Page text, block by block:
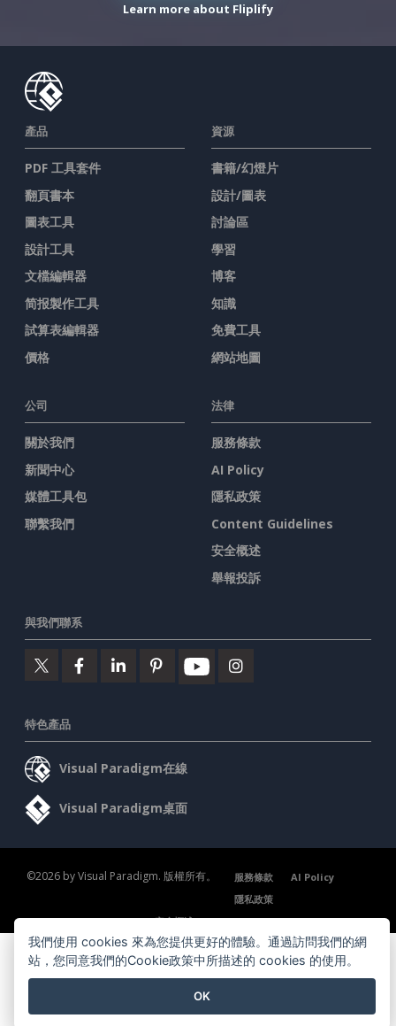
Learn more about Fliplify
產品
PDF 工具套件
翻頁書本
圖表工具
設計工具
文檔編輯器
简报製作工具
試算表編輯器
價格
資源
書籍/幻燈片
設計/圖表
討論區
學習
博客
知識
免費工具
網站地圖
公司
關於我們
新聞中心
媒體工具包
聯繫我們
法律
服務條款
AI Policy
隱私政策
Content Guidelines
安全概述
舉報投訴
與我們聯系
特色產品
Visual Paradigm在線
Visual Paradigm桌面
©2026 by Visual Paradigm. 版權所有。 服務條款
AI Policy
隱私政策
Content Guidelines
安全概述
我們使用 cookies 來為您提供更好的體驗。通過訪問我們的網
站，您同意我們的Cookie政策中所描述的 cookies 的使用。
OK